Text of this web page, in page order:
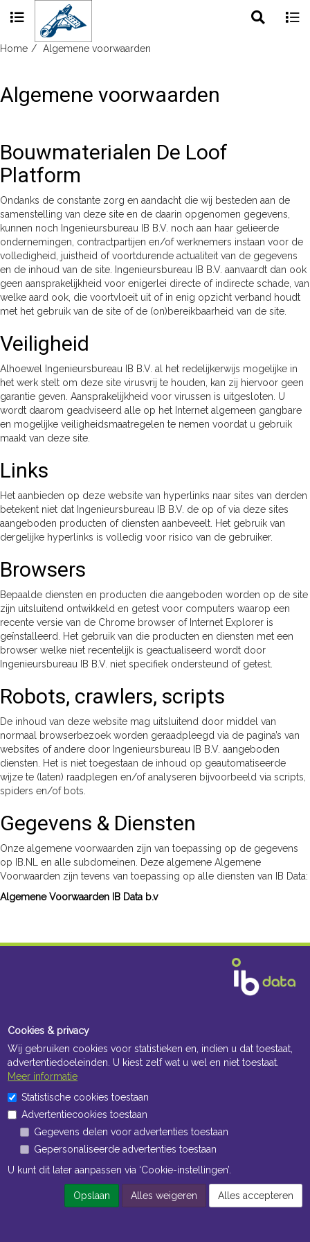
Skip
Home Algemene voorwaarden
Algemene voorwaarden
Bouwmaterialen De Loof
Platform
Ondanks de constante zorg en aandacht die wij besteden aan de
samenstelling van deze site en de daarin opgenomen gegevens,
kunnen noch Ingenieursbureau IB B.V. noch aan haar gelieerde
ondernemingen, contractpartijen en/of werknemers instaan voor de
volledigheid, juistheid of voortdurende actualiteit van de gegevens
en de inhoud van de site. Ingenieursbureau IB B.V. aanvaardt dan ook
geen aansprakelijkheid voor enigerlei directe of indirecte schade, van
welke aard ook, die voortvloeit uit of in enig opzicht verband houdt
met het gebruik van de site of de (on)bereikbaarheid van de site.
Veiligheid
Alhoewel Ingenieursbureau IB B.V. al het redelijkerwijs mogelijke in
het werk stelt om deze site virusvrij te houden, kan zij hiervoor geen
garantie geven. Aansprakelijkheid voor virussen is uitgesloten. U
wordt daarom geadviseerd alle op het Internet algemeen gangbare
en mogelijke veiligheidsmaatregelen te nemen voordat u gebruik
maakt van deze site.
Links
Het aanbieden op deze website van hyperlinks naar sites van derden
betekent niet dat Ingenieursbureau IB B.V. de op of via deze sites
aangeboden producten of diensten aanbeveelt. Het gebruik van
dergelijke hyperlinks is volledig voor risico van de gebruiker.
Browsers
Bepaalde diensten en producten die aangeboden worden op de site
zijn uitsluitend ontwikkeld en getest voor computers waarop een
recente versie van de Chrome browser of Internet Explorer is
geïnstalleerd. Het gebruik van die producten en diensten met een
browser welke niet recentelijk is geactualiseerd wordt door
Ingenieursbureau IB B.V. niet specifiek ondersteund of getest.
Robots, crawlers, scripts
De inhoud van deze website mag uitsluitend door middel van
normaal browserbezoek worden geraadpleegd via de pagina’s van
websites of andere door Ingenieursbureau IB B.V. aangeboden
diensten. Het is niet toegestaan de inhoud op geautomatiseerde
wijze te (laten) raadplegen en/of analyseren bijvoorbeeld via scripts,
spiders en/of bots.
Gegevens & Diensten
Onze algemene voorwaarden zijn van toepassing op de gegevens
op IB.NL en alle subdomeinen. Deze algemene Algemene
Voorwaarden zijn tevens van toepassing op alle diensten van IB Data:
Algemene Voorwaarden IB Data b.v
Navigatie
Algemene voorwaarden
Privacy
Cookie-instellingen
Cookies & privacy
Wij gebruiken cookies voor statistieken en, indien u dat toestaat,
advertentiedoeleinden. U kiest zelf wat u wel en niet toestaat.
Meer informatie
Statistische cookies toestaan
Advertentiecookies toestaan
Gegevens delen voor advertenties toestaan
Gepersonaliseerde advertenties toestaan
U kunt dit later aanpassen via ‘Cookie-instellingen’.
Opslaan Alles weigeren Alles accepteren